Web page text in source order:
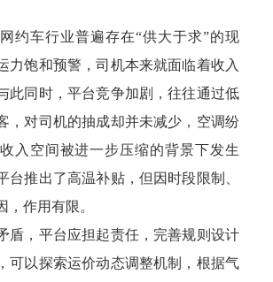
车行业普遍存在“供大于求”的现
力饱和预警，司机本来就面临着收入
此同时，平台竞争加剧，往往通过低
，对司机的抽成却并未减少，空调纷
入空间被进一步压缩的背景下发生
台推出了高温补贴，但因时段限制、
，作用有限。
，平台应担起责任，完善规则设计
可以探索运价动态调整机制，根据气